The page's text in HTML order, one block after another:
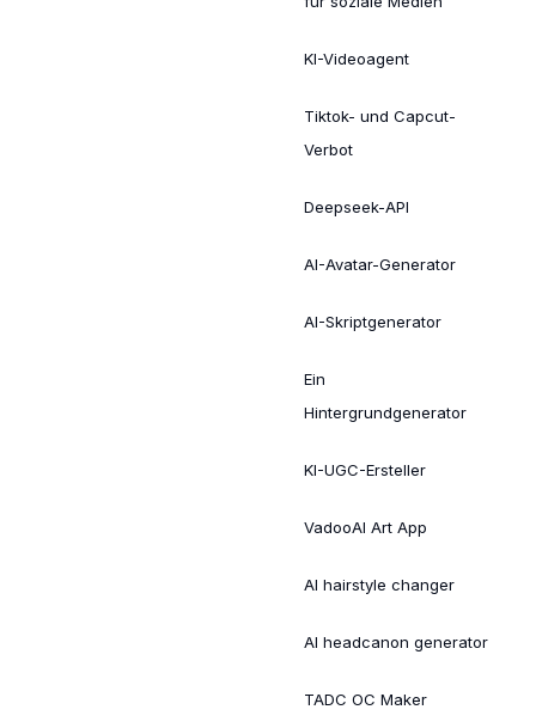
KI-Videoagent
Tiktok- und Capcut-
Verbot
Deepseek-API
AI-Avatar-Generator
AI-Skriptgenerator
Ein
Hintergrundgenerator
KI-UGC-Ersteller
VadooAI Art App
AI hairstyle changer
AI headcanon generator
TADC OC Maker